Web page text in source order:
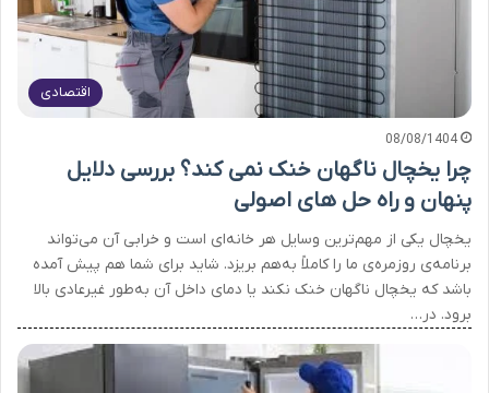
اقتصادی
08/08/1404
چرا یخچال ناگهان خنک نمی کند؟ بررسی دلایل
پنهان و راه حل های اصولی
یخچال یکی از مهم‌ترین وسایل هر خانه‌ای است و خرابی آن می‌تواند
برنامه‌ی روزمره‌ی ما را کاملاً به‌هم بریزد. شاید برای شما هم پیش آمده
باشد که یخچال ناگهان خنک نکند یا دمای داخل آن به‌طور غیرعادی بالا
برود. در…